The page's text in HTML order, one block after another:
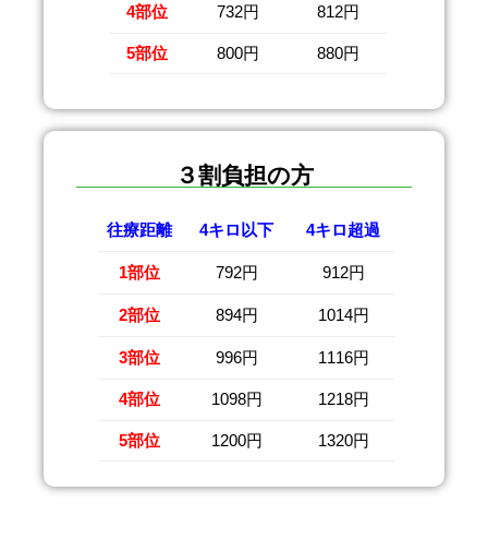
4部位 732円 812円
5部位 800円 880円
３割負担の方
往療距離 4キロ以下 4キロ超過
1部位 792円 912円
2部位 894円 1014円
3部位 996円 1116円
4部位 1098円 1218円
5部位 1200円 1320円